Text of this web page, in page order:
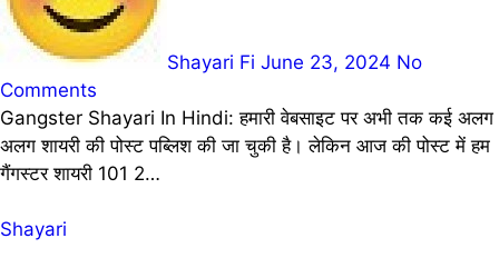
Shayari Fi June 23, 2024 No
Comments
Gangster Shayari In Hindi: हमारी वेबसाइट पर अभी तक कई अलग
अलग शायरी की पोस्ट पब्लिश की जा चुकी है। लेकिन आज की पोस्ट में हम
गैंगस्टर शायरी 101 2…
Shayari